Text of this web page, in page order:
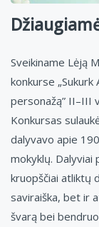
Sveikiname Lėją
konkurse
personažą” II–III
Konkursas
dalyvavo apie
mokyklų. Dalyviai
kruopščiai atliktų
saviraiška, bet ir
švarą bei